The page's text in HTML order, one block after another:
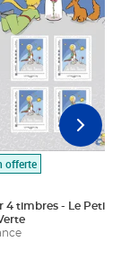
offerte
4 timbres - Le Petit